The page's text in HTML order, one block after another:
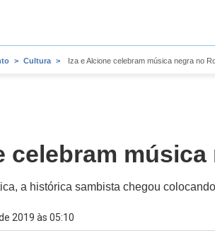
Cultura Iza e Alcione celebram música negra no
celebram
a histórica sambista chegou
2019 às 05:10